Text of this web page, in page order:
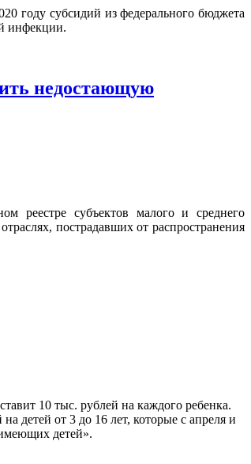
году субсидий из федерального бюджета
инфекции.
недостающую
реестре субъектов малого и среднего
пострадавших от распространения
10 тыс. рублей на каждого ребенка.
детей от 3 до 16 лет, которые с апреля и
детей».